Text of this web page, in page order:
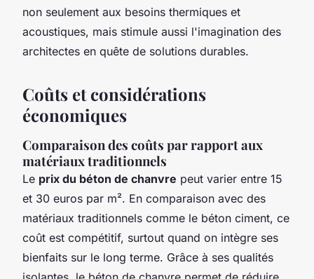
non seulement aux besoins thermiques et
acoustiques, mais stimule aussi l'imagination des
architectes en quête de solutions durables.
Coûts et considérations
économiques
Comparaison des coûts par rapport aux
matériaux traditionnels
Le prix du béton de chanvre peut varier entre 15
et 30 euros par m². En comparaison avec des
matériaux traditionnels comme le béton ciment, ce
coût est compétitif, surtout quand on intègre ses
bienfaits sur le long terme. Grâce à ses qualités